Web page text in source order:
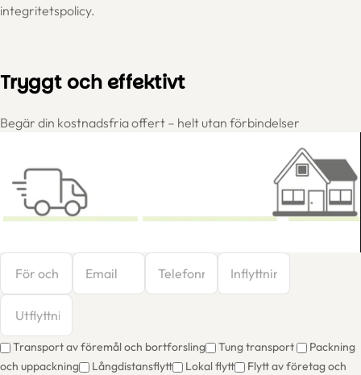
integritetspolicy.
Tryggt och effektivt
Begär din kostnadsfria offert – helt utan förbindelser
Transport av föremål och bortforsling Tung transport
Packning
och uppackning
Långdistansflytt Lokal flytt
Flytt av företag och